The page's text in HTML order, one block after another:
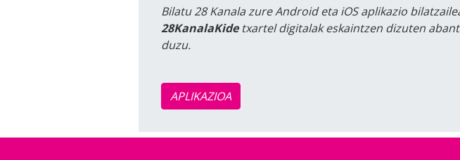
Bilatu 28 Kanala zure Android eta iOS aplikazio
28KanalaKidetxartel digitalak eskaintzen dizuten
duzu.
APLIKAZIOA